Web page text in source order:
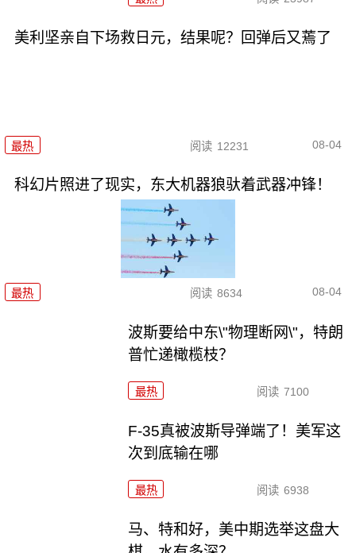
美利坚亲自下场救日元，结果呢？回弹后又蔫了
最热 阅读 12231 08-04
科幻片照进了现实，东大机器狼驮着武器冲锋！
最热 阅读 8634 08-04
波斯要给中东\"物理断网\"，特朗
普忙递橄榄枝？
最热 阅读 7100
F-35真被波斯导弹端了！美军这
次到底输在哪
最热 阅读 6938
马、特和好，美中期选举这盘大